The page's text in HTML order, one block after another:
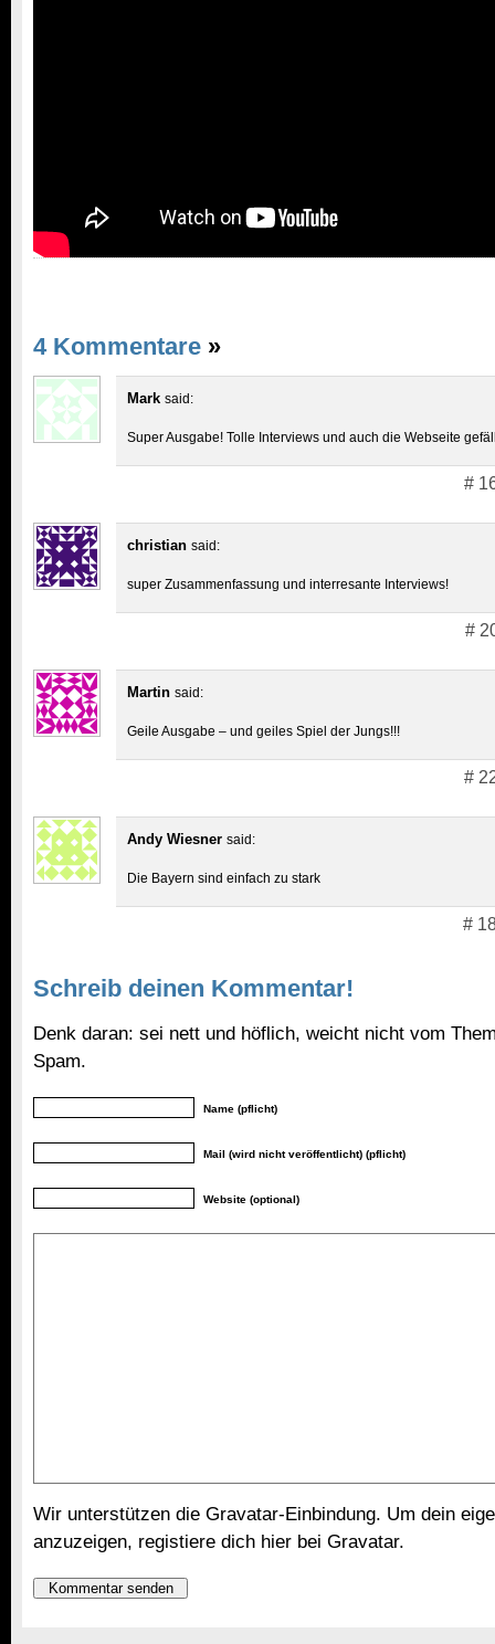
4 Kommentare »
Mark said:
Super Ausgabe! Tolle Interviews und auch die Webseite
#
christian said:
super Zusammenfassung und interresante Interviews!
#
Martin said:
Geile Ausgabe – und geiles Spiel der Jungs!!!
#
Andy Wiesner said:
Die Bayern sind einfach zu stark
#
Schreib deinen Kommentar!
Denk daran: sei nett und höflich, weicht nicht vom
Spam.
Name (pflicht)
Mail (wird nicht veröffentlicht) (pflicht)
Website (optional)
Wir unterstützen die Gravatar-Einbindung. Um dein
anzuzeigen, registiere dich hier bei Gravatar.